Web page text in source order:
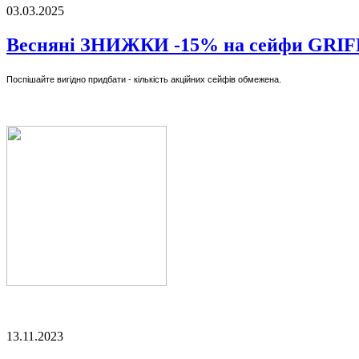
03.03.2025
Весняні ЗНИЖКИ -15% на сейфи
Поспішайте вигідно придбати - кількість акційних сейфів обмежена.
13.11.2023